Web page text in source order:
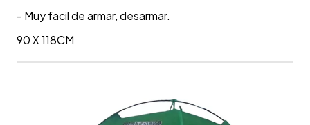
- Muy facil de armar, desarmar.
90 X 118CM